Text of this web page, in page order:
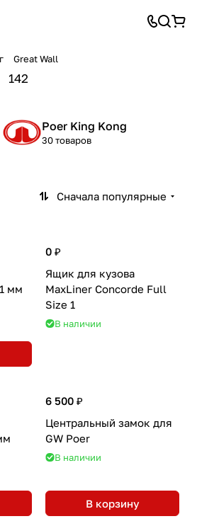
Great Wall
142
Poer King Kong
30 товаров
Сначала популярные
мм
0 ₽
Ящик для кузова
MaxLiner Concorde Full
Size 1
В наличии
6 500 ₽
Центральный замок для
GW Poer
В наличии
В корзину